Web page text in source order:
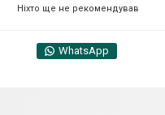
Ніхто ще не рекомендував
WhatsApp